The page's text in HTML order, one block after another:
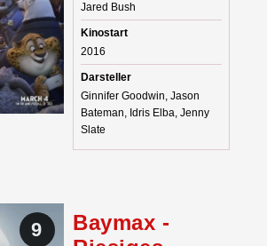
Jared Bush
Kinostart
2016
Darsteller
Ginnifer Goodwin, Jason
Bateman, Idris Elba, Jenny
Slate
9
Baymax -